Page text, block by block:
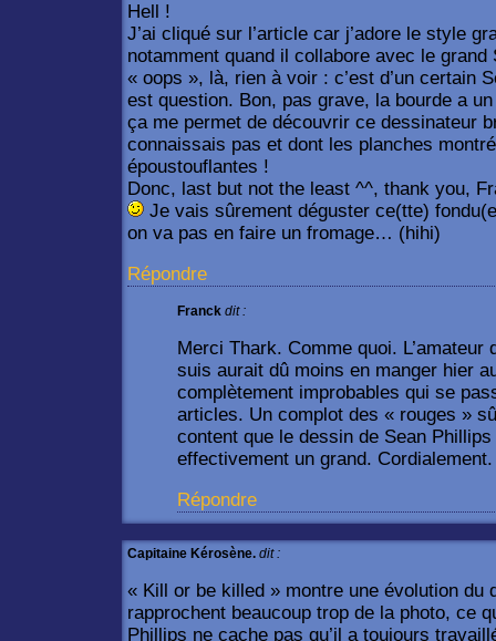
Hell !
J’ai cliqué sur l’article car j’adore le style
notamment quand il collabore avec le
« oops », là, rien à voir : c’est d’un certain
est question. Bon, pas grave, la bourde a
ça me permet de découvrir ce dessinateur
connaissais pas et dont les planches
époustouflantes !
Donc, last but not the least ^^, thank you,
Je vais sûrement déguster ce(tte)
on va pas en faire un fromage… (hihi)
Répondre
Franck dit :
Merci Thark. Comme quoi. L’amateur
suis aurait dû moins en manger hier
complètement improbables qui se
articles. Un complot des « rouges »
content que le dessin de Sean
effectivement un grand. Cordialement.
Répondre
Capitaine Kérosène. dit :
« Kill or be killed » montre une évolution du
rapprochent beaucoup trop de la photo, ce
Phillips ne cache pas qu’il a toujours